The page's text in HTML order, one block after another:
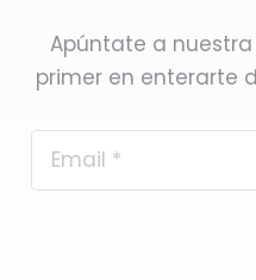
Apúntate a
primer en enterarte